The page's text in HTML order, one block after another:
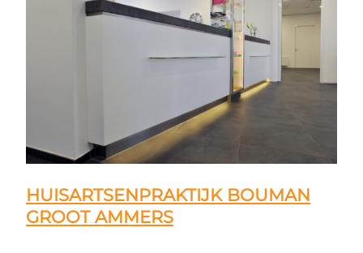
HUISARTSENPRAKTIJK BOUMAN
GROOT AMMERS